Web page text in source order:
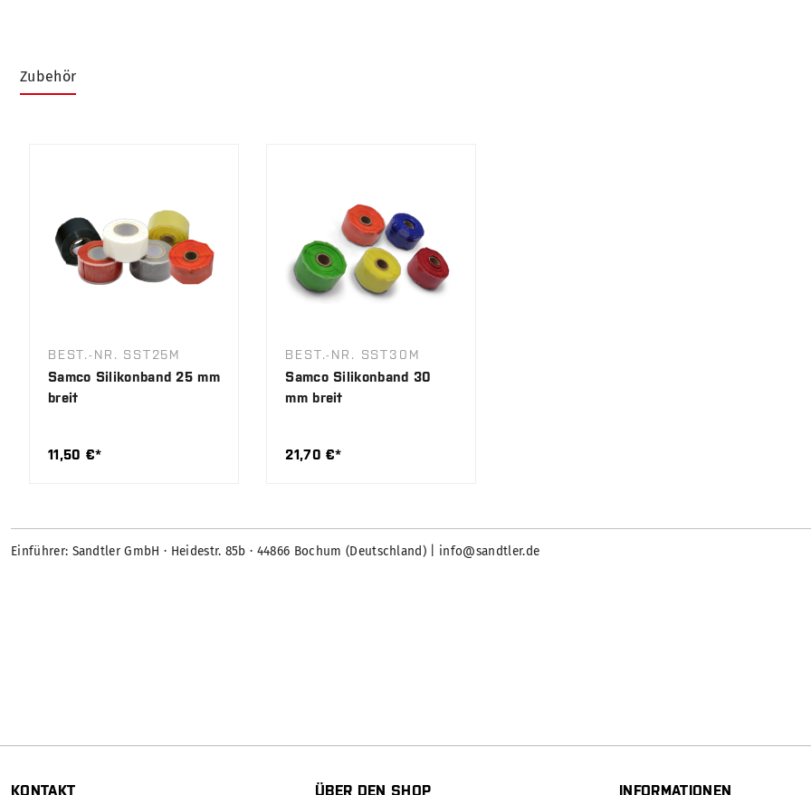
Zubehör
BEST.-NR. SST25M
Samco Silikonband 25 mm
breit
11,50 €*
BEST.-NR. SST30M
Samco Silikonband 30
mm breit
21,70 €*
Einführer: Sandtler GmbH · Heidestr. 85b · 44866 Bochum (Deutschland) | info@sandtler.de
KONTAKT ÜBER DEN SHOP INFORMATIONEN